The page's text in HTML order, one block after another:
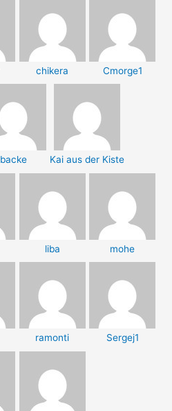
chikera Cmorge1
backe Kai aus der Kiste
liba mohe
ramonti Sergej1